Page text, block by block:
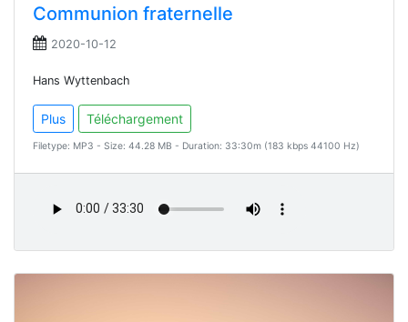
Communion fraternelle
2020-10-12
Hans Wyttenbach
Plus Téléchargement
Filetype: MP3 - Size: 44.28 MB - Duration: 33:30m (183 kbps 44100 Hz)